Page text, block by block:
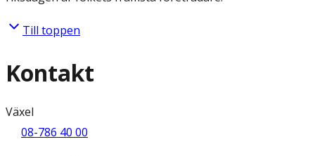
Till toppen
Kontakt
Växel
08-786 40 00